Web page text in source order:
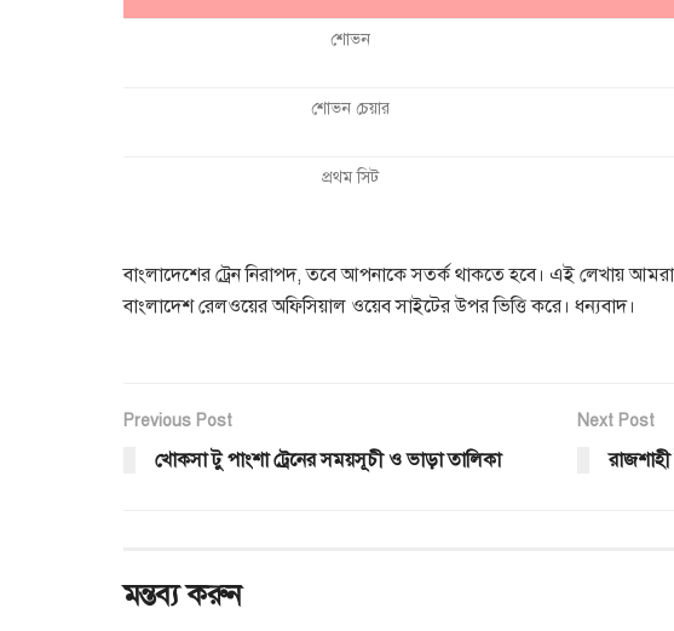
শোভন
শোভন চেয়ার
প্রথম সিট
বাংলাদেশের ট্রেন নিরাপদ, তবে আপনাকে সতর্ক থাকতে হবে। এই লেখায় আমরা
বাংলাদেশ রেলওয়ের অফিসিয়াল ওয়েব সাইটের উপর ভিত্তি করে। ধন্যবাদ।
Previous Post
খোকসা টু পাংশা ট্রেনের সময়সূচী ও ভাড়া তালিকা
Next Post
মন্তব্য করুন